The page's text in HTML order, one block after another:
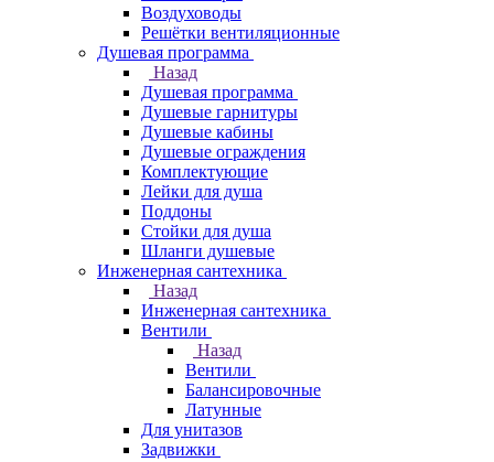
Воздуховоды
Решётки вентиляционные
Душевая программа
Назад
Душевая программа
Душевые гарнитуры
Душевые кабины
Душевые ограждения
Комплектующие
Лейки для душа
Поддоны
Стойки для душа
Шланги душевые
Инженерная сантехника
Назад
Инженерная сантехника
Вентили
Назад
Вентили
Балансировочные
Латунные
Для унитазов
Задвижки